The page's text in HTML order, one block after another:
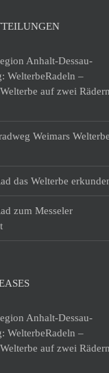
Anhalt-Dessau-
WelterbeRadeln –
auf zwei Rädern
Weimars Welterbe
das Welterbe
zum Messeler
Anhalt-Dessau-
WelterbeRadeln –
auf zwei Rädern